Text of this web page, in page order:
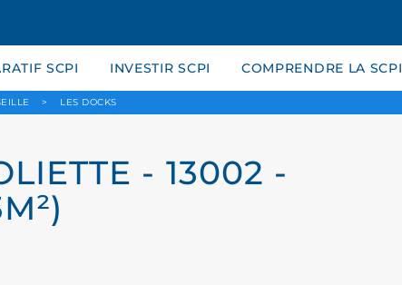
SCPI INVESTIR SCPI COMPRENDRE LA SCPI
> LES DOCKS
- 13002 -